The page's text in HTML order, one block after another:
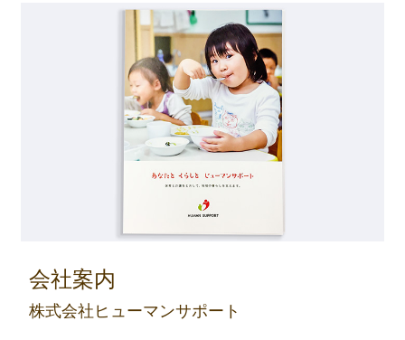
会社案内
株式会社ヒューマンサポート